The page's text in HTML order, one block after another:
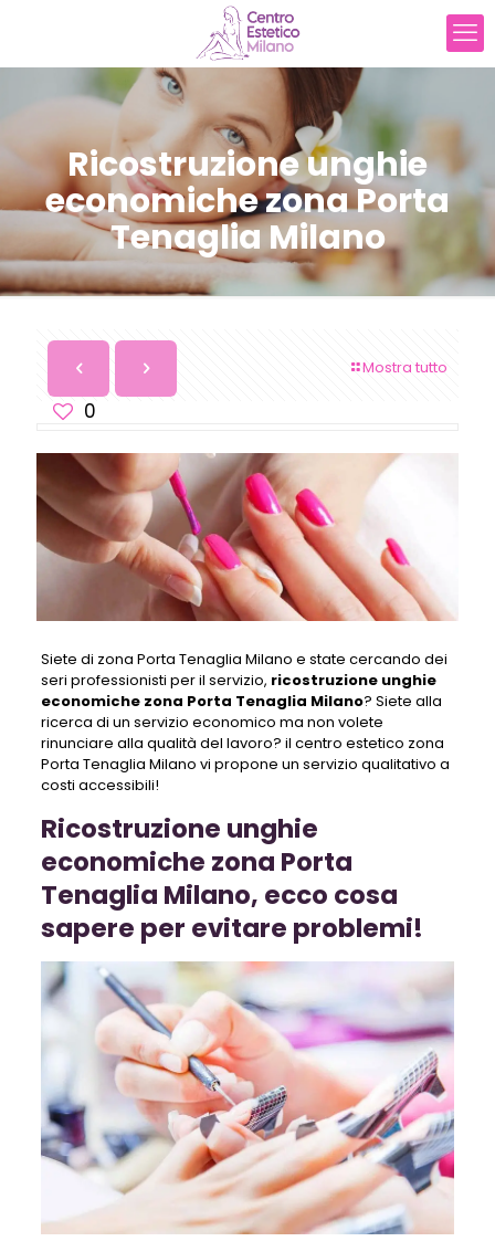
Ricostruzione unghie
economiche zona Porta
Tenaglia Milano
Mostra tutto
0
Siete di zona Porta Tenaglia Milano e state cercando dei
seri professionisti per il servizio, ricostruzione unghie
economiche zona Porta Tenaglia Milano? Siete alla
ricerca di un servizio economico ma non volete
rinunciare alla qualità del lavoro? il centro estetico zona
Porta Tenaglia Milano vi propone un servizio qualitativo a
costi accessibili!
Ricostruzione unghie
economiche zona Porta
Tenaglia Milano, ecco cosa
sapere per evitare problemi!